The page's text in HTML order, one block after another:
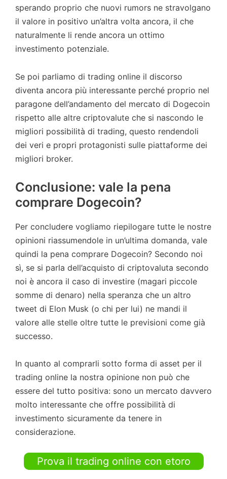
sperando proprio che nuovi rumors ne stravolgano
il valore in positivo un’altra volta ancora, il che
naturalmente li rende ancora un ottimo
investimento potenziale.
Se poi parliamo di trading online il discorso
diventa ancora più interessante perché proprio nel
paragone dell’andamento del mercato di Dogecoin
rispetto alle altre criptovalute che si nascondo le
migliori possibilità di trading, questo rendendoli
dei veri e propri protagonisti sulle piattaforme dei
migliori broker.
Conclusione: vale la pena
comprare Dogecoin?
Per concludere vogliamo riepilogare tutte le nostre
opinioni riassumendole in un’ultima domanda, vale
quindi la pena comprare Dogecoin? Secondo noi
sì, se si parla dell’acquisto di criptovaluta secondo
noi è ancora il caso di investire (magari piccole
somme di denaro) nella speranza che un altro
tweet di Elon Musk (o chi per lui) ne mandi il
valore alle stelle oltre tutte le previsioni come già
successo.
In quanto al comprarli sotto forma di asset per il
trading online la nostra opinione non può che
essere del tutto positiva: sono un mercato davvero
molto interessante che offre possibilità di
investimento sicuramente da tenere in
considerazione.
Prova il trading online con etoro